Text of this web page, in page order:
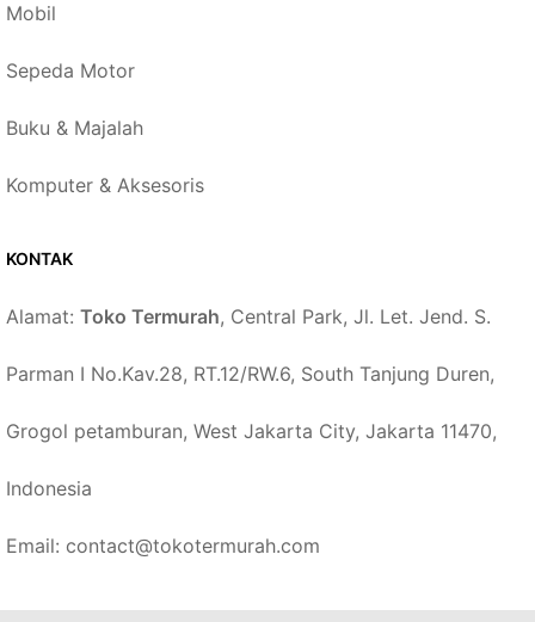
Mobil
Sepeda Motor
Buku & Majalah
Komputer & Aksesoris
KONTAK
Alamat: Toko Termurah, Central Park, Jl. Let. Jend. S.
Parman I No.Kav.28, RT.12/RW.6, South Tanjung Duren,
Grogol petamburan, West Jakarta City, Jakarta 11470,
Indonesia
Email: contact@tokotermurah.com